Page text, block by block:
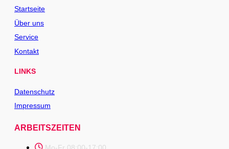
Startseite
Über uns
Service
Kontakt
LINKS
Datenschutz
Impressum
ARBEITSZEITEN
Mo-Fr 08:00-17:00